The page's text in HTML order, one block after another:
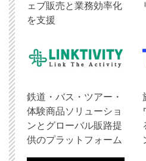
ェブ販売と業務効率化
を支援
鉄道・バス・ツアー・
体験商品ソリューショ
ンとグローバル販路提
供のプラットフォーム